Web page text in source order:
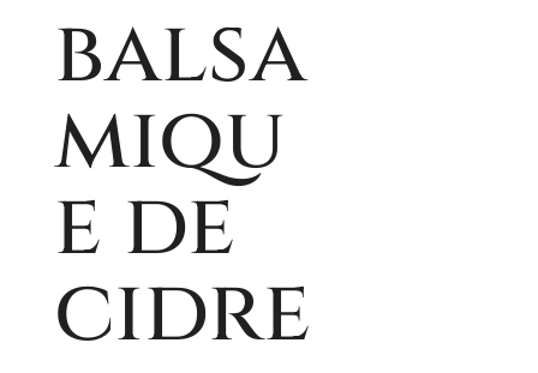
balsa
miqu
e de
cidre